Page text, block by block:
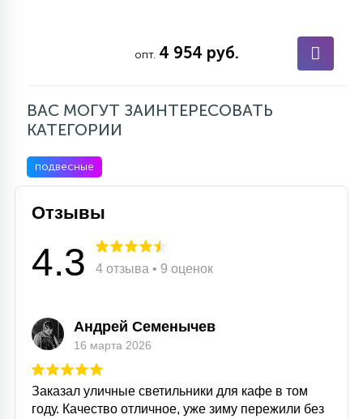
опт. 4 954 руб.
ВАС МОГУТ ЗАИНТЕРЕСОВАТЬ
КАТЕГОРИИ
подвесные
Отзывы
4.3 4 отзыва • 9 оценок
Андрей Семенычев
16 марта 2026
Заказал уличные светильники для кафе в том
году. Качество отличное, уже зиму пережили без